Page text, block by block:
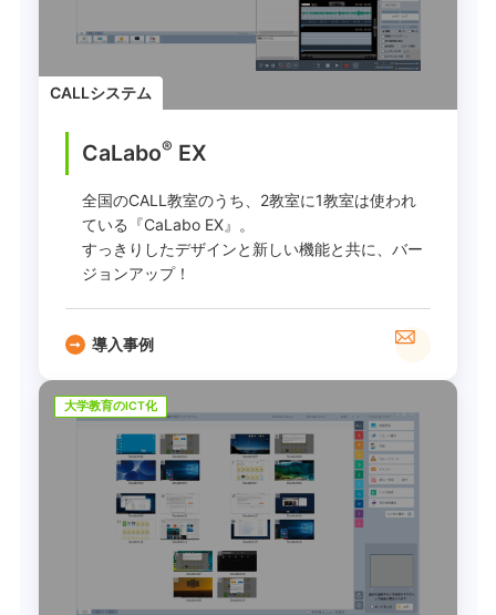
CALLシステム
CaLabo® EX
全国のCALL教室のうち、2教室に1教室は使われ
ている『CaLabo EX』。
すっきりしたデザインと新しい機能と共に、バー
ジョンアップ！
導入事例
大学教育のICT化